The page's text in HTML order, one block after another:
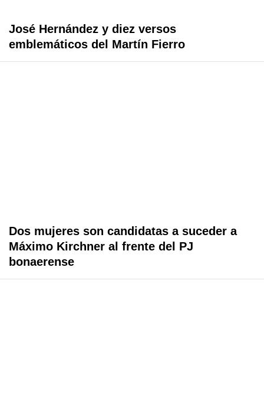
José Hernández y diez versos
emblemáticos del Martín Fierro
Dos mujeres son candidatas a suceder a
Máximo Kirchner al frente del PJ
bonaerense